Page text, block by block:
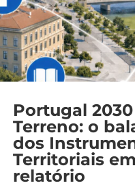
Portugal
Terreno: o
dos
Territoriais em
relatório